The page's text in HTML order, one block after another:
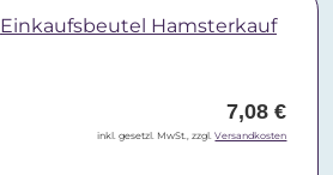
Einkaufsbeutel Hamsterkauf
7,08 €
inkl. gesetzl. MwSt., zzgl.Versandkosten